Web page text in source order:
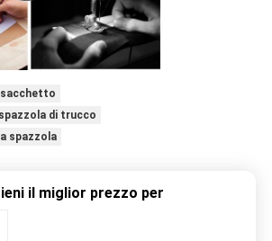
di trucco
spazzola
il miglior prezzo per